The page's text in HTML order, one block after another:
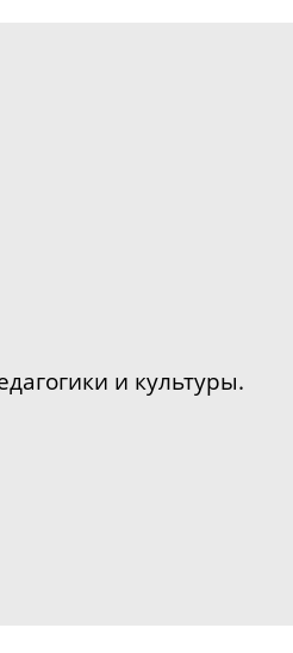
и культуры.